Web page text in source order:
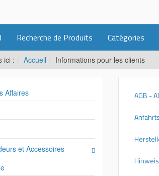
Recherche de Produits Catégories
ici : Accueil Informations pour les clients
AGB -
Affaires
et Accessoires